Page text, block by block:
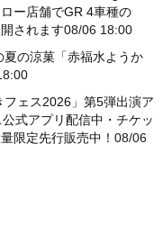
ー店舗でGR 4車種の
されます08/06 18:00
夏の涼菓「赤福水ようか
ェス2026」第5弾出演ア
式アプリ配信中・チケッ
限定先行販売中！ 08/06